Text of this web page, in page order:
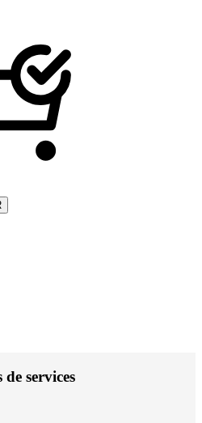
services